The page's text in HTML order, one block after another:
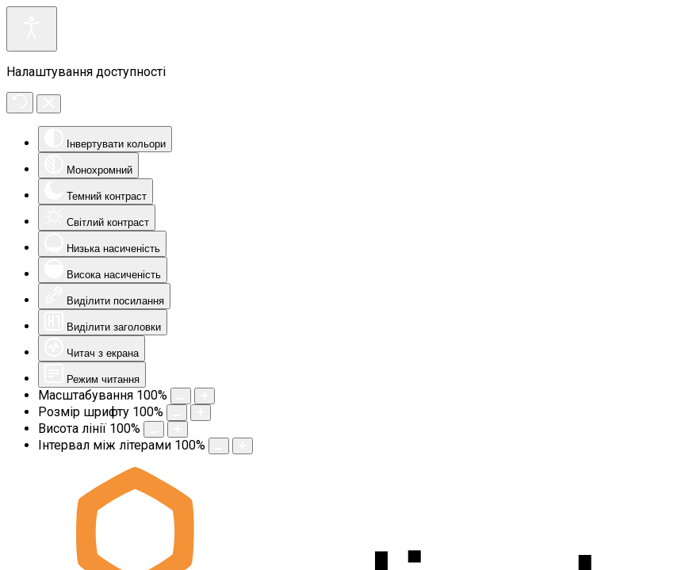
Налаштування доступності
Інвертувати кольори
Монохромний
Темний контраст
Світлий контраст
Низька насиченість
Висока насиченість
Виділити посилання
Виділити заголовки
Читач з екрана
Режим читання
Масштабування 100%
Розмір шрифту 100%
Висота лінії 100%
Інтервал між літерами 100%